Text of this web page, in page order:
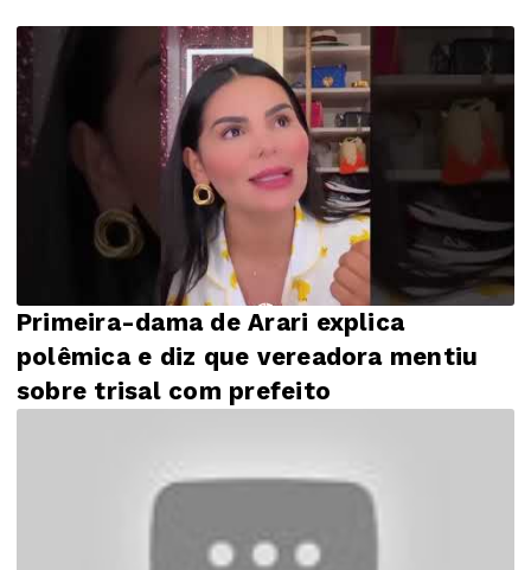
Primeira-dama de Arari explica
polêmica e diz que vereadora mentiu
sobre trisal com prefeito